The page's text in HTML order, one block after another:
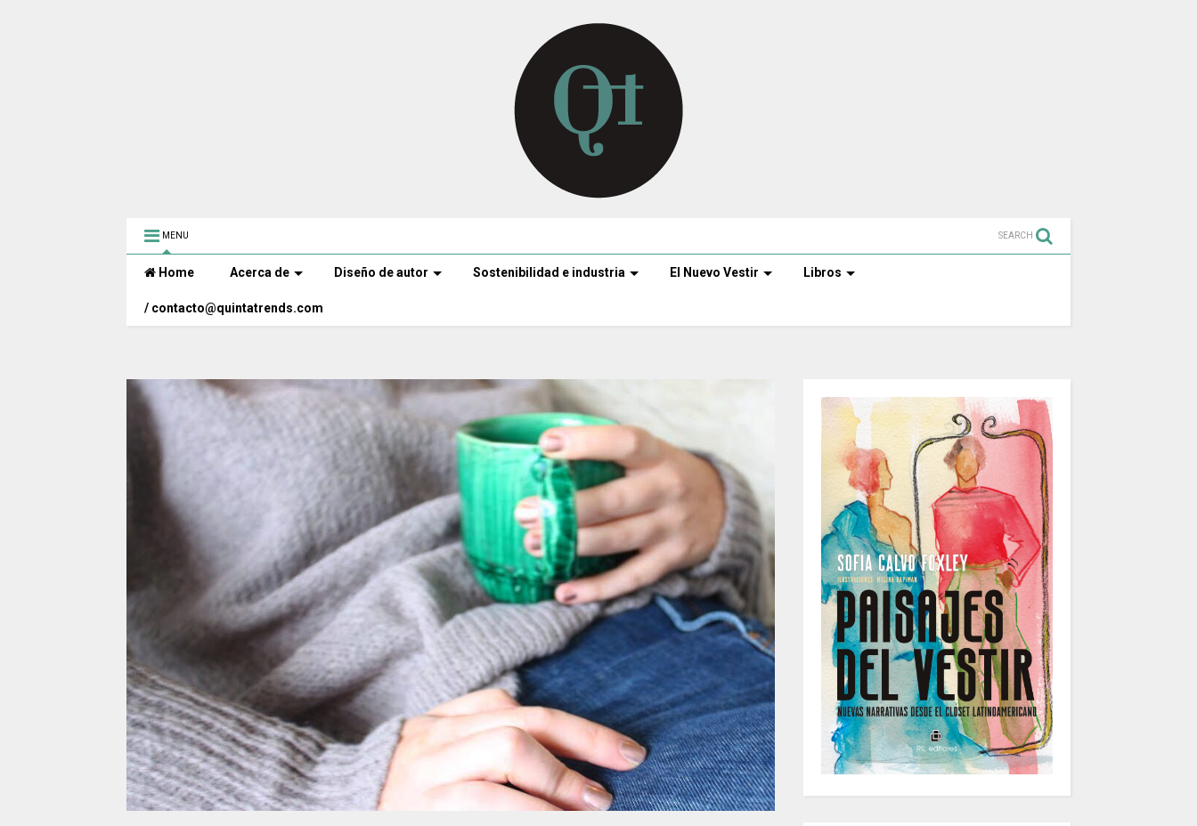
MENU SEARCH
Home Acerca de Diseño de autor Sostenibilidad e industria El Nuevo Vestir Libros
/ contacto@quintatrends.com